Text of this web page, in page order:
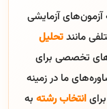
آزمون‌های آزمایشی
مانندتحلیل
تخصصی برای
ما در زمینه
انتخاب رشته به